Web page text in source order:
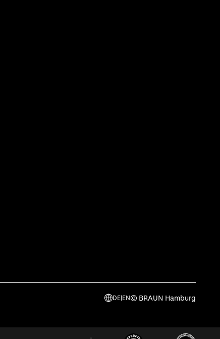
DE|EN© BRAUN Hamburg